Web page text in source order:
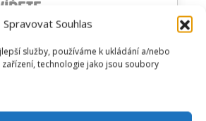
Spravovat Souhlas
služby, používáme k ukládání a/nebo
technologie jako jsou soubory